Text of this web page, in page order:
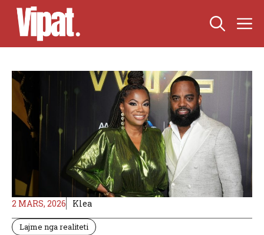
Skip
content
2 MARS, 2026 Klea
Lajme nga realiteti